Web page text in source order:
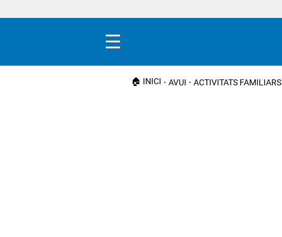
Menú
🏠 INICI AVUI ACTIVITATS FAMILIARS